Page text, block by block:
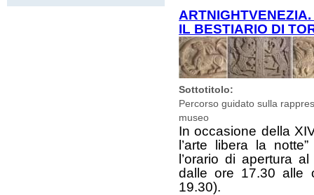
IL BESTIARIO DI
Sottotitolo:
Percorso guidato sulla
museo
In occasione della
l’arte libera la
l’orario di apertura
dalle ore 17.30 alle
19.30).